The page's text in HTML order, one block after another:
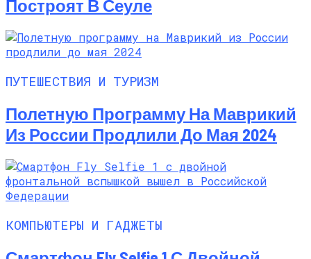
Построят В Сеуле
ПУТЕШЕСТВИЯ И ТУРИЗМ
Полетную Программу На Маврикий
Из России Продлили До Мая 2024
КОМПЬЮТЕРЫ И ГАДЖЕТЫ